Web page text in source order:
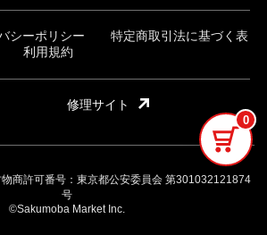
0
シーポリシー
特定商取引法に基づく表
利用規約
修理サイト
商許可番号：東京都公安委員会 第301032121874
号
©Sakumoba Market Inc.